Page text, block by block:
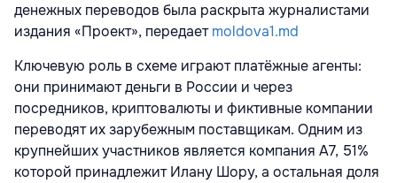
денежных переводов была раскрыта журналистами
издания «Проект», передаетmoldova1.md
Ключевую роль в схеме играют платёжные агенты:
они принимают деньги в России и через
посредников, криптовалюты и фиктивные компании
переводят их зарубежным поставщикам. Одним из
крупнейших участников является компания A7, 51%
которой принадлежит Илану Шору, а остальная доля